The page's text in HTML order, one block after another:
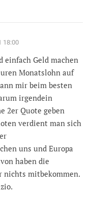
18:00
einfach Geld machen
Monatslohn auf
mir beim besten
irgendein
2er Quote geben
verdient man sich
uns und Europa
haben die
nichts mitbekommen.